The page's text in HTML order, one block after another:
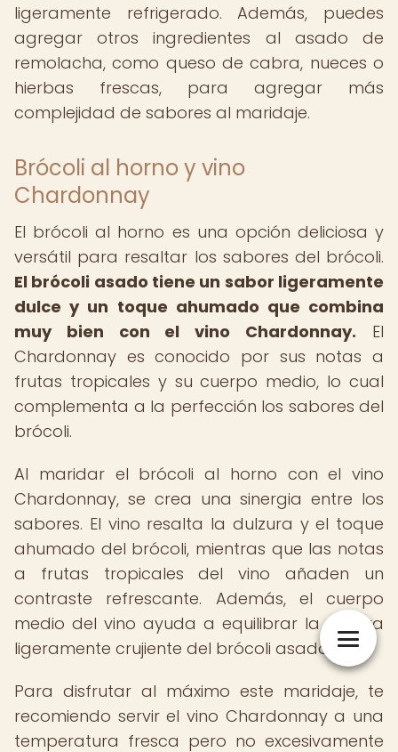
ligeramente refrigerado. Además, puedes
agregar otros ingredientes al asado de
remolacha, como queso de cabra, nueces o
hierbas frescas, para agregar más
complejidad de sabores al maridaje.
Brócoli al horno y vino
Chardonnay
El brócoli al horno es una opción deliciosa y
versátil para resaltar los sabores del brócoli.
El brócoli asado tiene un sabor ligeramente
dulce y un toque ahumado que combina
muy bien con el vino Chardonnay. El
Chardonnay es conocido por sus notas a
frutas tropicales y su cuerpo medio, lo cual
complementa a la perfección los sabores del
brócoli.
Al maridar el brócoli al horno con el vino
Chardonnay, se crea una sinergia entre los
sabores. El vino resalta la dulzura y el toque
ahumado del brócoli, mientras que las notas
a frutas tropicales del vino añaden un
contraste refrescante. Además, el cuerpo
medio del vino ayuda a equilibrar la textura
ligeramente crujiente del brócoli asado.
Para disfrutar al máximo este maridaje, te
recomiendo servir el vino Chardonnay a una
temperatura fresca pero no excesivamente